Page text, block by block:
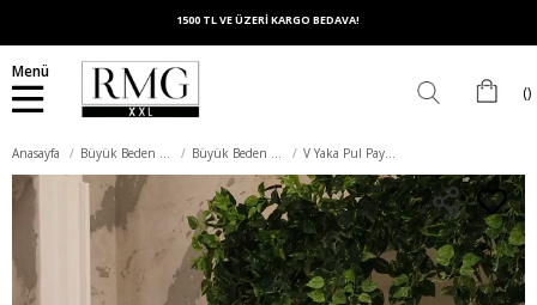
1500 TL VE ÜZERİ KARGO BEDAVA!
Menü
Anasayfa Büyük Beden Elbise Büyük Beden Abiye Elbise V Yaka Pul Payet Saçaklı Büyük Beden Siyah Abiye Elbise